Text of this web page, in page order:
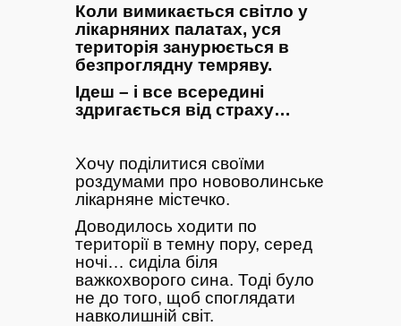
Коли вимикається світло у
лікарняних палатах, уся
територія занурюється в
безпроглядну темряву.
Ідеш – і все всередині
здригається від страху…
Хочу поділитися своїми
роздумами про нововолинське
лікарняне містечко.
Доводилось ходити по
території в темну пору, серед
ночі… сиділа біля
важкохворого сина. Тоді було
не до того, щоб споглядати
навколишній світ.